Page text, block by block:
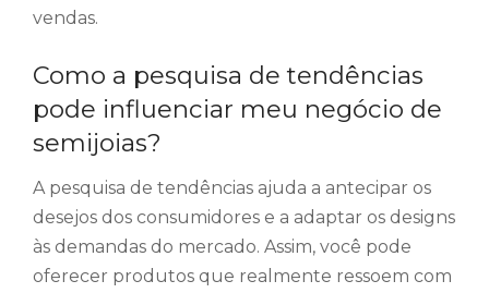
vendas.
Como a pesquisa de tendências
pode influenciar meu negócio de
semijoias?
A pesquisa de tendências ajuda a antecipar os
desejos dos consumidores e a adaptar os designs
às demandas do mercado. Assim, você pode
oferecer produtos que realmente ressoem com